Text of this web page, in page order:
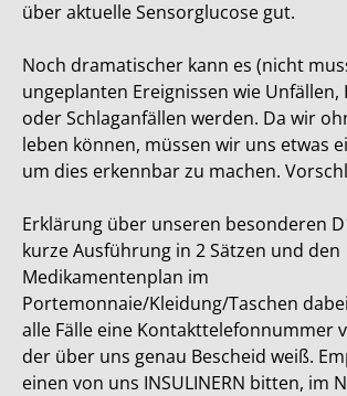
über aktuelle Sensorglucose gut.
Noch dramatischer kann es (nicht
ungeplanten Ereignissen wie
oder Schlaganfällen werden. Da wir
leben können, müssen wir uns etwas
um dies erkennbar zu machen.
Erklärung über unseren besonderen
kurze Ausführung in 2 Sätzen und den
Medikamentenplan im
Portemonnaie/Kleidung/Taschen
alle Fälle eine Kontakttelefonnummer
der über uns genau Bescheid weiß.
einen von uns INSULINERN bitten, im